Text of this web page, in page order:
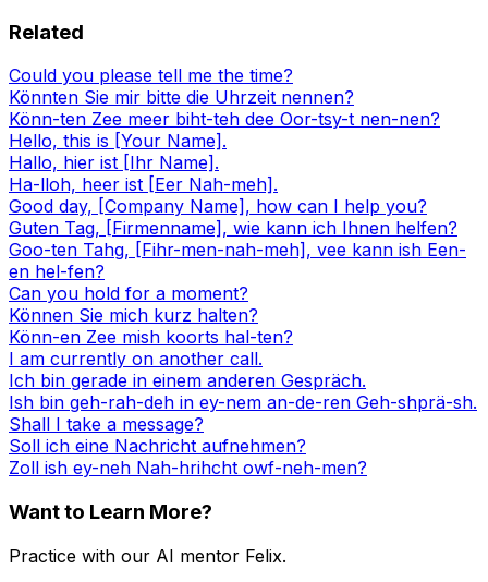
Related
Could you please tell me the time?
Könnten Sie mir bitte die Uhrzeit nennen?
Könn-ten Zee meer biht-teh dee Oor-tsy-t nen-nen?
Hello, this is [Your Name].
Hallo, hier ist [Ihr Name].
Ha-lloh, heer ist [Eer Nah-meh].
Good day, [Company Name], how can I help you?
Guten Tag, [Firmenname], wie kann ich Ihnen helfen?
Goo-ten Tahg, [Fihr-men-nah-meh], vee kann ish Een-
en hel-fen?
Can you hold for a moment?
Können Sie mich kurz halten?
Könn-en Zee mish koorts hal-ten?
I am currently on another call.
Ich bin gerade in einem anderen Gespräch.
Ish bin geh-rah-deh in ey-nem an-de-ren Geh-shprä-sh.
Shall I take a message?
Soll ich eine Nachricht aufnehmen?
Zoll ish ey-neh Nah-hrihcht owf-neh-men?
Want to Learn More?
Practice with our AI mentor Felix.